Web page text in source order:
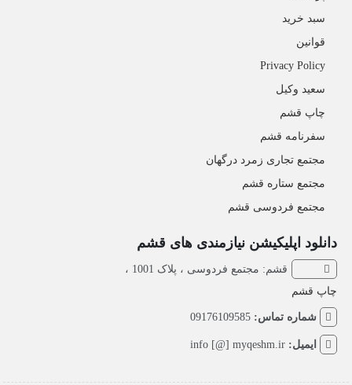
سبد خرید
قوانین
Privacy Policy
سعید وکیل
چاپ قشم
سفرنامه قشم
مجتمع تجاری زمرد درگهان
مجتمع ستاره قشم
مجتمع فردوسی قشم
دانلود اپلیکیشن نیازمندی های قشم
قشم: مجتمع فردوسی ، پلاک 1001 ،
چاپ قشم
شماره تماس:09176109585
ایمیل:info [@] myqeshm.ir